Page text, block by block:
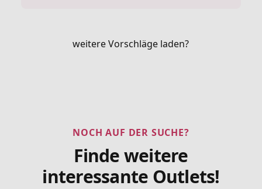
weitere Vorschläge laden?
NOCH AUF DER SUCHE?
Finde weitere
interessante Outlets!